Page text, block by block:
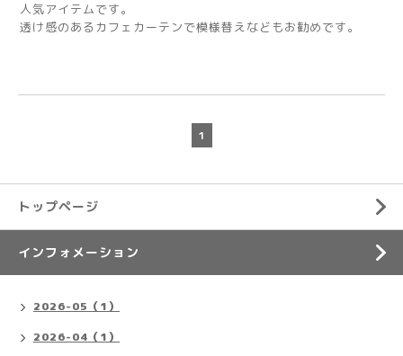
人気アイテムです。
透け感のあるカフェカーテンで模様替えなどもお勧めです。
1
トップページ
インフォメーション
2026-05（1）
2026-04（1）